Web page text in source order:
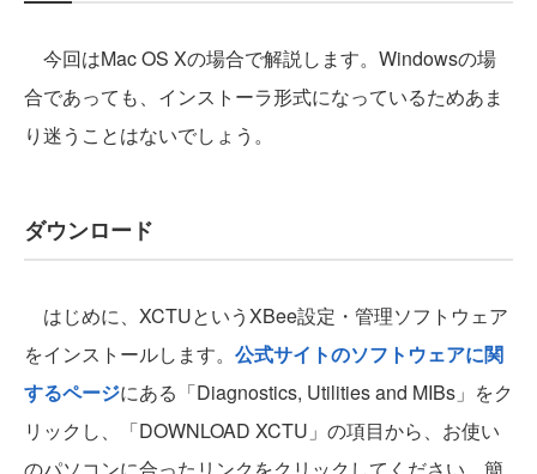
今回はMac OS Xの場合で解説します。Windowsの場
合であっても、インストーラ形式になっているためあま
り迷うことはないでしょう。
ダウンロード
はじめに、XCTUというXBee設定・管理ソフトウェア
をインストールします。 公式サイトのソフトウェアに関
するページにある「Diagnostics, Utilities and MIBs」をク
リックし、「DOWNLOAD XCTU」の項目から、お使い